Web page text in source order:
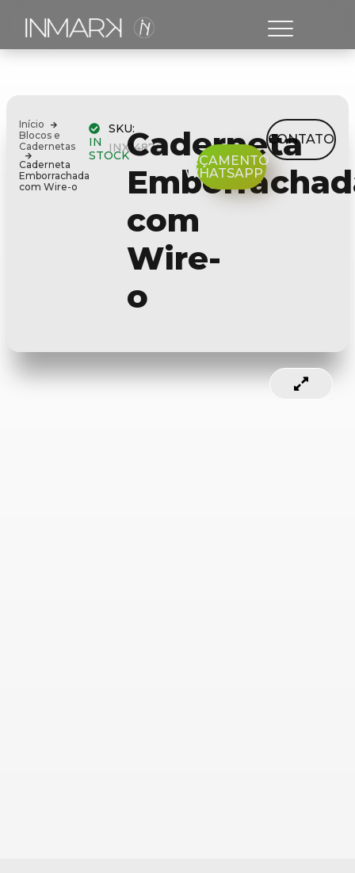
Início
Blocos e
Cadernetas
Caderneta
Emborrachada
com Wire-o
IN
STOCK
SKU:
INX14870
Caderneta
com
Wire-
o
ORÇAMENTO
WHATSAPP
CONTATO